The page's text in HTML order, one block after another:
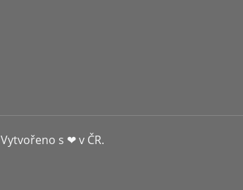
Vytvořeno s ❤ v ČR.